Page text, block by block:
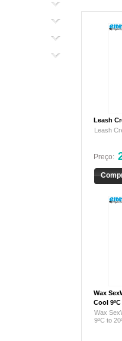
Leash
Leash
Preço:
Wax
Cool
Wax
9ºC to